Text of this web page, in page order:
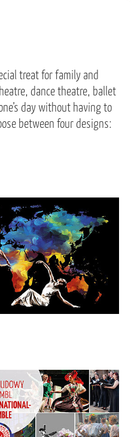
treat for family and
dance theatre, ballet
day without having to
between four designs: